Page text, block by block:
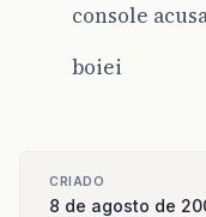
console
boiei
CRIADO
8 de agosto de